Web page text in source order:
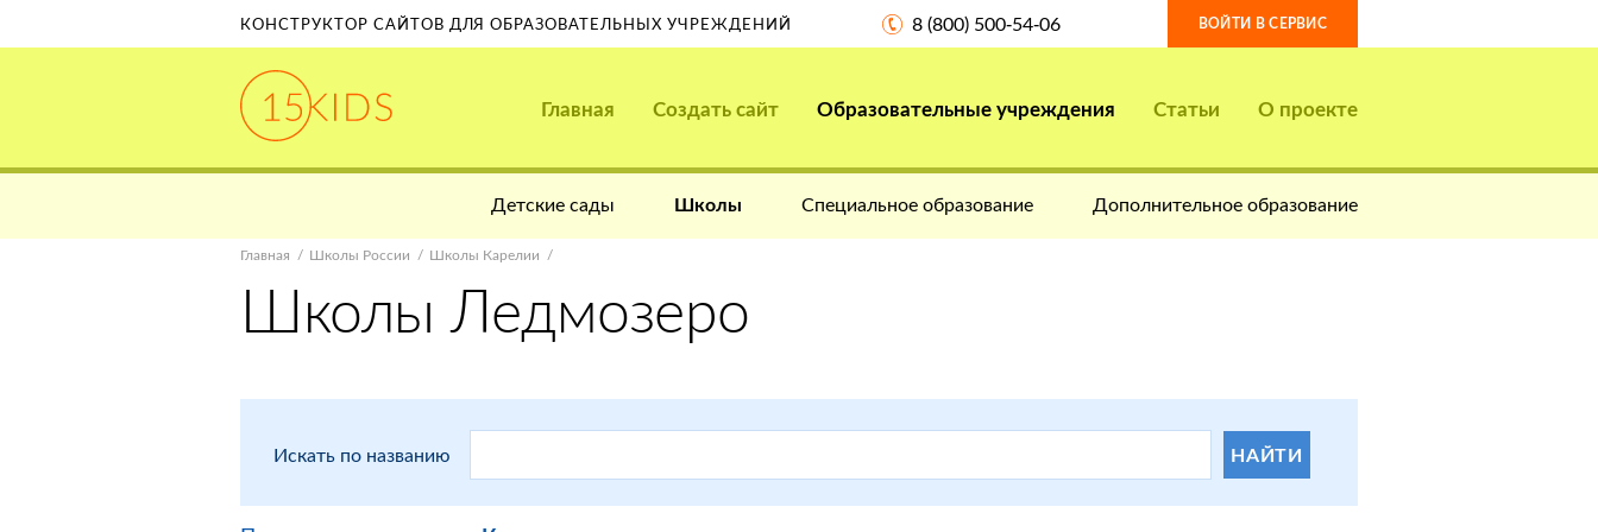
КОНСТРУКТОР САЙТОВ ДЛЯ ОБРАЗОВАТЕЛЬНЫХ УЧРЕЖДЕНИЙ 8 (800) 500-54-06 ВОЙТИ В СЕРВИС
Главная Создать сайт Образовательные учреждения Статьи О проекте
Детские сады Школы Специальное образование Дополнительное образование
Главная Школы России Школы Карелии
Школы Ледмозеро
Искать по названию НАЙТИ